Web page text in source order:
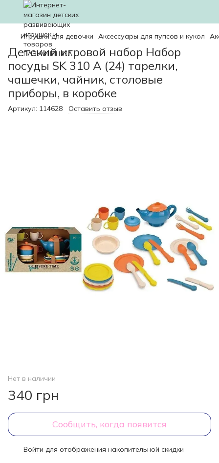
Игрушки для девочки Аксессуары для пупсов и кукол
Детский игровой набор Набор
посуды SK 310 A (24) тарелки,
чашечки, чайник, столовые
приборы, в коробке
Артикул: 114628 Оставить отзыв
Нет в наличии
340 грн
Сообщить, когда появится
Войти для отображения накопительной скидки